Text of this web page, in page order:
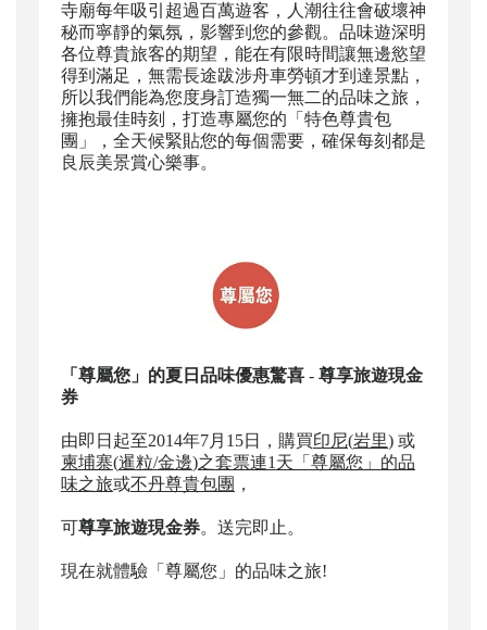
寺廟每年吸引超過百萬遊客，人潮往往會破壞神
秘而寧靜的氣氛，影響到您的參觀。品味遊深明
各位尊貴旅客的期望，能在有限時間讓無邊慾望
得到滿足，無需長途跋涉舟車勞頓才到達景點，
所以我們能為您度身訂造獨一無二的品味之旅，
擁抱最佳時刻，打造專屬您的「特色尊貴包
團」，全天候緊貼您的每個需要，確保每刻都是
良辰美景賞心樂事。
「尊屬您」的夏日品味優惠驚喜- 尊享旅遊現金
券
由即日起至2014年7月15日，購買印尼(岩里)或
柬埔寨(暹粒/金邊)之套票連1 天「尊屬您」的品
味之旅或不丹尊貴包團 ，
可尊享旅遊現金券。送完即止。
現在就體驗「尊屬您」的品味之旅!